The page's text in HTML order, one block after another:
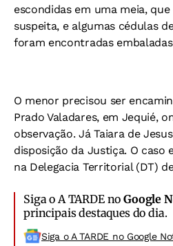
escondidas em uma meia,
suspeita, e algumas cédulas
foram encontradas
O menor precisou ser
Prado Valadares, em Jequié,
observação. Já Taiara de
disposição da Justiça. O caso
na Delegacia Territorial (DT)
Siga o A TARDE noGoogle
principais destaques do dia.
Siga o A TARDE no Google